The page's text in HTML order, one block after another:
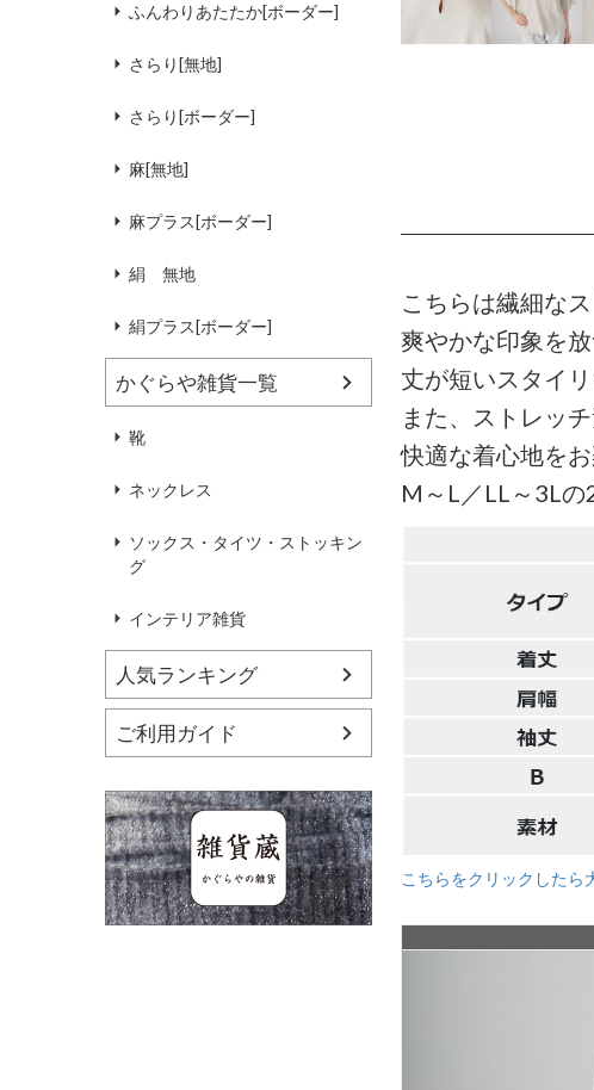
ふんわりあたたか[ボーダー]
さらり[無地]
さらり[ボーダー]
麻[無地]
麻プラス[ボーダー]
絹 無地
絹プラス[ボーダー]
かぐらや雑貨一覧
靴
ネックレス
ソックス・タイツ・ストッキン
グ
インテリア雑貨
人気ランキング
ご利用ガイド
こちらは繊細な
爽やかな印象を
丈が短いスタイ
また、ストレッ
快適な着心地を
M～L／LL～3Lの
こちらをクリックしたら